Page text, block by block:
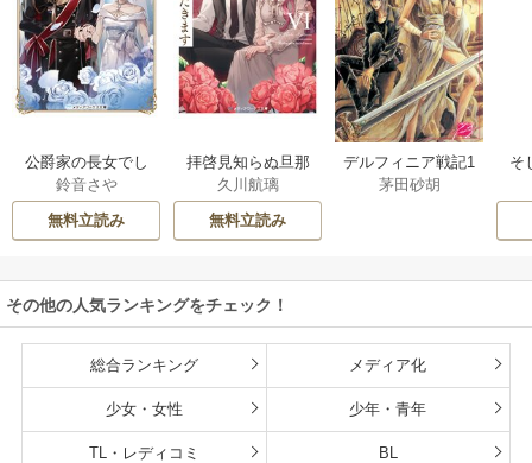
公爵家の長女でし
た
鈴音さや
無料立読み
拝啓見知らぬ旦那
様、離婚していた
だきます
久川航璃
無料立読み
デルフィニア戦記1
茅田砂胡
そ
その他の人気ランキングをチェック！
総合ランキング メディア化
少女・女性 少年・青年
TL・レディコミ BL